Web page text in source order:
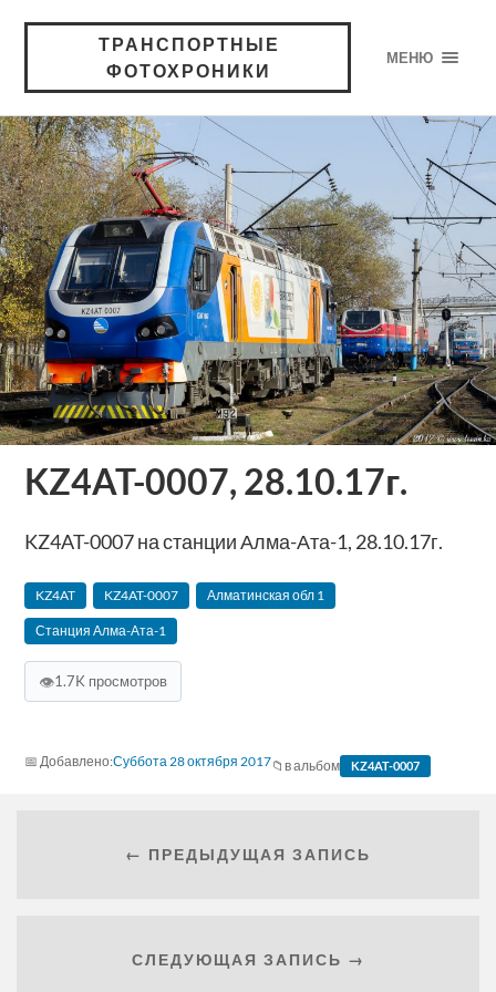
ТРАНСПОРТНЫЕ
ФОТОХРОНИКИ
МЕНЮ
KZ4AT-0007, 28.10.17г.
KZ4AT-0007 на станции Алма-Ата-1, 28.10.17г.
KZ4AT KZ4AT-0007 Алматинская‬ обл 1
Станция Алма-Ата-1
👁1.7K просмотров
Суббота 28 октября 2017 в альбом KZ4AT-0007
← ПРЕДЫДУЩАЯ ЗАПИСЬ
СЛЕДУЮЩАЯ ЗАПИСЬ →